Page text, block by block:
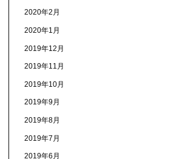
2020年2月
2020年1月
2019年12月
2019年11月
2019年10月
2019年9月
2019年8月
2019年7月
2019年6月